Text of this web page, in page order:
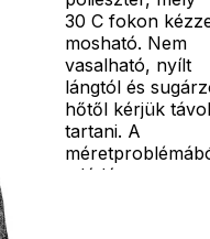
30 C fokon
mosható. Nem
vasalható, nyílt
lángtól és
hőtől kérjük távol
tartani. A
adódó